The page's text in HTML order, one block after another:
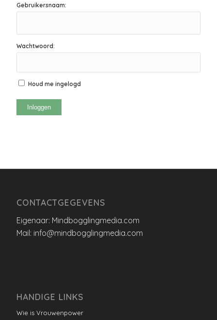
Gebruikersnaam:
Wachtwoord:
Houd me ingelogd
Inloggen
CONTACTGEGEVENS
Eigenaar: Mindbogglingmedia.com
Mail: info@mindbogglingmedia.com
HANDIGE LINKS
Wie is Vrouwenpower